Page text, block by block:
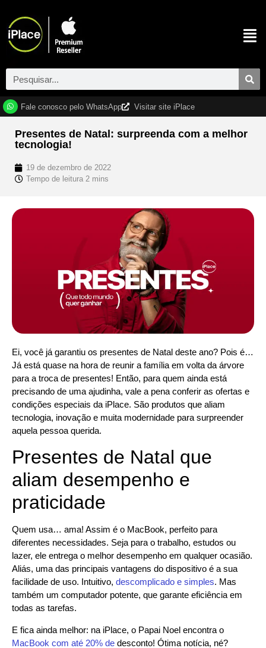
Fale conosco pelo WhatsApp Visitar site iPlace
Presentes de Natal: surpreenda com a melhor
tecnologia!
19 de dezembro de 2022
Ei, você já garantiu os presentes de Natal deste ano? Pois é…
Já está quase na hora de reunir a família em volta da árvore
para a troca de presentes! Então, para quem ainda está
precisando de uma ajudinha, vale a pena conferir as ofertas e
condições especiais da iPlace. São produtos que aliam
tecnologia, inovação e muita modernidade para surpreender
aquela pessoa querida.
Presentes de Natal que
aliam desempenho e
praticidade
Quem usa… ama! Assim é o MacBook, perfeito para
diferentes necessidades. Seja para o trabalho, estudos ou
lazer, ele entrega o melhor desempenho em qualquer ocasião.
Aliás, uma das principais vantagens do dispositivo é a sua
facilidade de uso. Intuitivo, descomplicado e simples. Mas
também um computador potente, que garante eficiência em
todas as tarefas.
E fica ainda melhor: na iPlace, o Papai Noel encontra o
MacBook com até 20% de desconto! Ótima notícia, né?